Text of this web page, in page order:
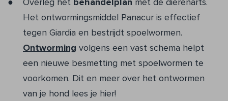
Het ontwormingsmiddel Panacur is effectief
tegen Giardia en bestrijdt spoelwormen.
Ontworming volgens een vast schema helpt
een nieuwe besmetting met spoelwormen te
voorkomen. Dit en meer over het ontwormen
van je hond lees je hier!